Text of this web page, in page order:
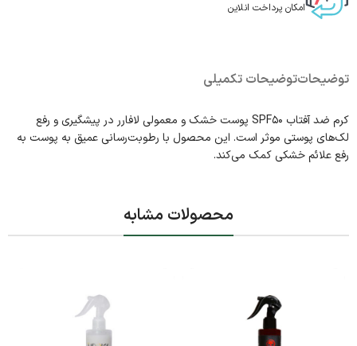
امکان پرداخت انلاین
توضیحاتتوضیحات تکمیلی
کرم ضد آفتاب SPF۵۰ پوست خشک و معمولی لافارر در پیشگیری و رفع
لک‌های پوستی موثر است. این محصول با رطوبت‌رسانی عمیق به پوست به
رفع علائم خشکی کمک می‌کند.
محصولات مشابه